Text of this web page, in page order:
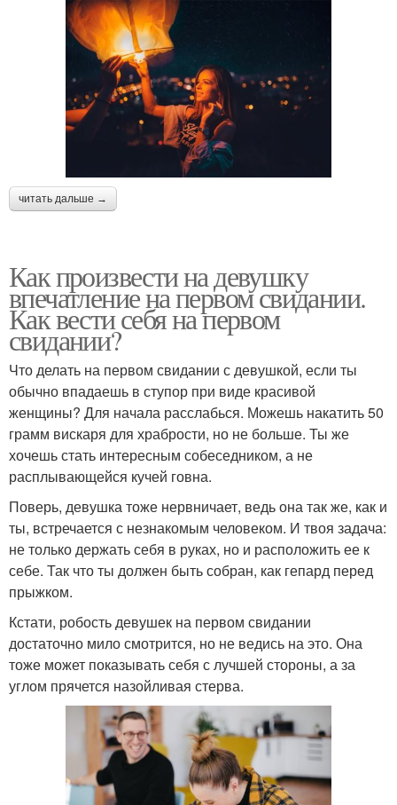
читать дальше →
Как произвести на девушку
впечатление на первом свидании.
Как вести себя на первом
свидании?
Что делать на первом свидании с девушкой, если ты
обычно впадаешь в ступор при виде красивой
женщины? Для начала расслабься. Можешь накатить 50
грамм вискаря для храбрости, но не больше. Ты же
хочешь стать интересным собеседником, а не
расплывающейся кучей говна.
Поверь, девушка тоже нервничает, ведь она так же, как и
ты, встречается с незнакомым человеком. И твоя задача:
не только держать себя в руках, но и расположить ее к
себе. Так что ты должен быть собран, как гепард перед
прыжком.
Кстати, робость девушек на первом свидании
достаточно мило смотрится, но не ведись на это. Она
тоже может показывать себя с лучшей стороны, а за
углом прячется назойливая стерва.